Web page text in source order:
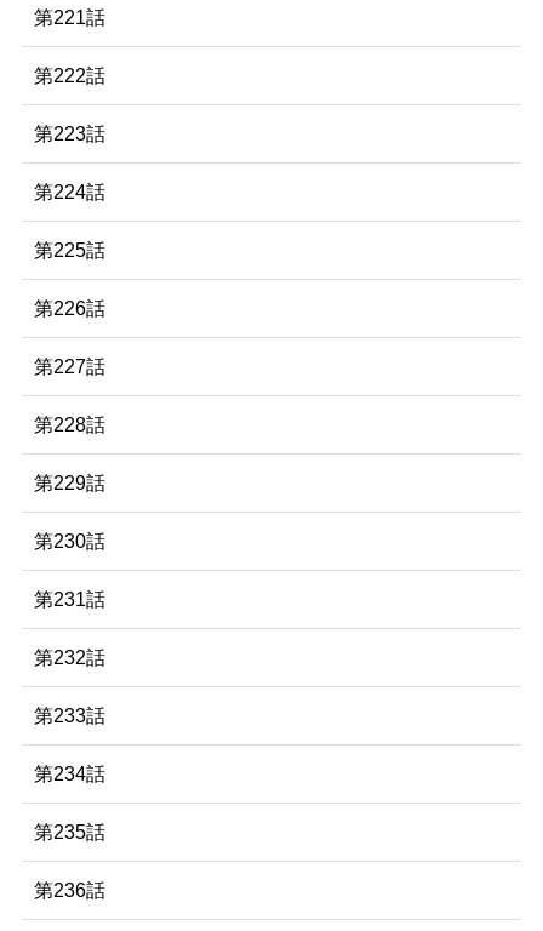
第221話
第222話
第223話
第224話
第225話
第226話
第227話
第228話
第229話
第230話
第231話
第232話
第233話
第234話
第235話
第236話